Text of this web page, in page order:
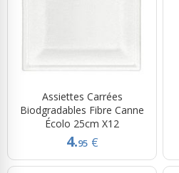
Assiettes Carrées
Biodgradables Fibre Canne
Écolo 25cm X12
4.95 €